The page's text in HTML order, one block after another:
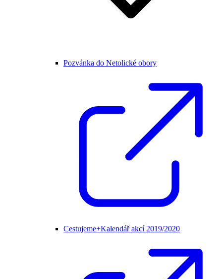
Pozvánka do Netolické obory
Cestujeme+Kalendář akcí 2019/2020